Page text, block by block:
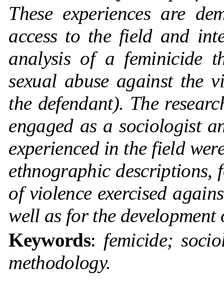
These experiences are
access to the field and
analysis of a feminicide
sexual abuse against the
the defendant). The
engaged as a sociologist
experienced in the field
ethnographic descriptions,
of violence exercised
well as for the
Keywords: femicide;
methodology.